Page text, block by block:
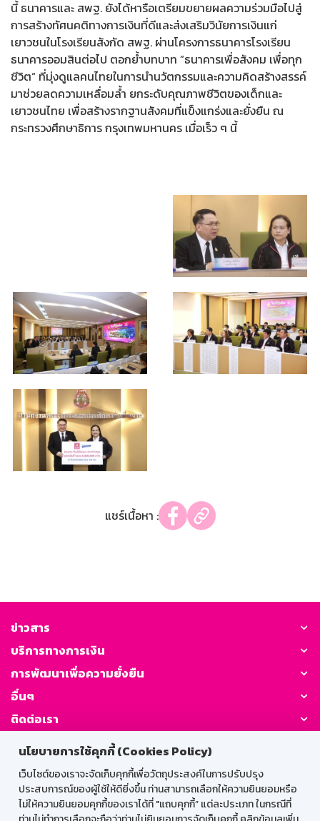
นโยบายการใช้คุกกี้ (Cookies Policy)
เว็บไซต์ของเราจะจัดเก็บคุกกี้เพื่อวัตถุประสงค์ในการปรับปรุง
ประสบการณ์ของผู้ใช้ให้ดียิ่งขึ้น ท่านสามารถเลือกให้ความยินยอมหรือ
ไม่ให้ความยินยอมคุกกี้ของเราได้ที่ "แถบคุกกี้” แต่ละประเภท ในกรณีที่
นี้ ธนาคารและ สพฐ. ยังได้หารือเตรียมขยายผลความร่วมมือไปสู่
การสร้างทัศนคติทางการเงินที่ดีและส่งเสริมวินัยการเงินแก่
เยาวชนในโรงเรียนสังกัด สพฐ. ผ่านโครงการธนาคารโรงเรียน
ธนาคารออมสินต่อไป ตอกย้ำบทบาท ”ธนาคารเพื่อสังคม เพื่อทุก
ชีวิต“ ที่มุ่งดูแลคนไทยในการนำนวัตกรรมและความคิดสร้างสรรค์
มาช่วยลดความเหลื่อมล้ำ ยกระดับคุณภาพชีวิตของเด็กและ
เยาวชนไทย เพื่อสร้างรากฐานสังคมที่แข็งแกร่งและยั่งยืน ณ
กระทรวงศึกษาธิการ กรุงเทพมหานคร เมื่อเร็ว ๆ นี้
แชร์เนื้อหา :
ข่าวสาร
บริการทางการเงิน
การพัฒนาเพื่อความยั่งยืน
อื่นๆ
ติดต่อเรา
GSB Society:
สำหรับพนักงาน